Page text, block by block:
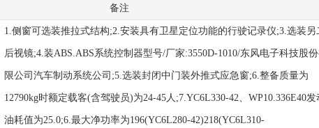
备注
1.侧窗可选装推拉式结构;2.安装具有卫星定位功能的行驶记录仪;3.选装另
后视镜;4.装ABS.ABS系统控制器型号/厂家:3550D-1010/东风电子科技股
限公司汽车制动系统公司;5.选装封闭中门装外推式应急窗;6.整备质量为
12790kg时额定载客(含驾驶员)为24-45人;7.YC6L330-42、WP10.336E40发
油耗值为25.0;6.最大净功率为196(YC6L280-42)218(YC6L310-